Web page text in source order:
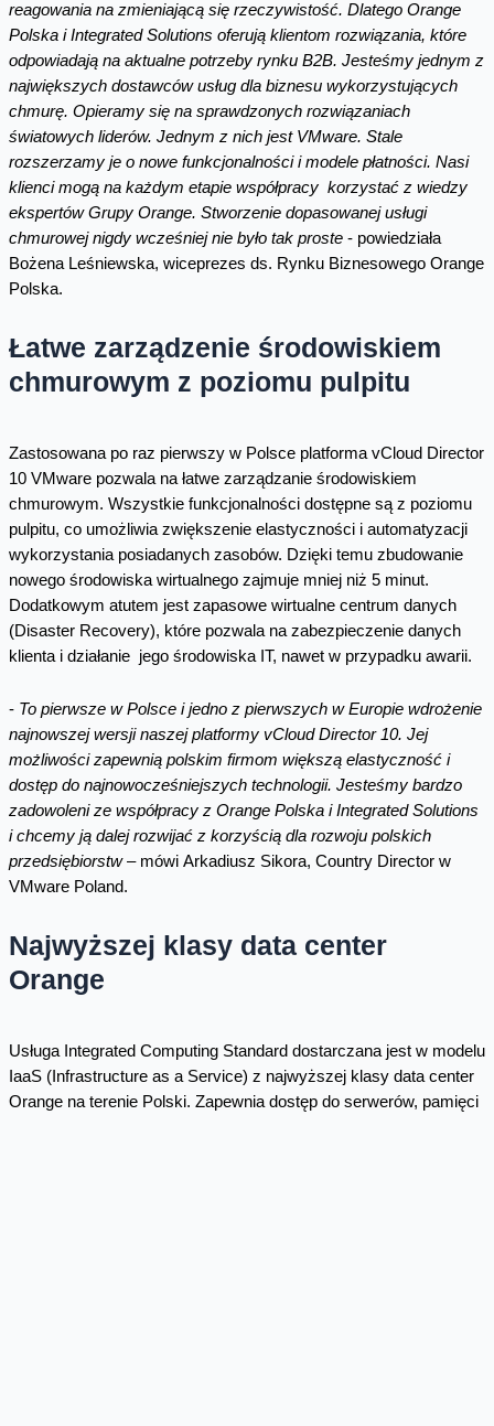
reagowania na zmieniającą się rzeczywistość. Dlatego Orange
Polska i Integrated Solutions oferują klientom rozwiązania, które
odpowiadają na aktualne potrzeby rynku B2B. Jesteśmy jednym z
największych dostawców usług dla biznesu wykorzystujących
chmurę. Opieramy się na sprawdzonych rozwiązaniach
światowych liderów. Jednym z nich jest VMware. Stale
rozszerzamy je o nowe funkcjonalności i modele płatności. Nasi
klienci mogą na każdym etapie współpracy korzystać z wiedzy
ekspertów Grupy Orange. Stworzenie dopasowanej usługi
chmurowej nigdy wcześniej nie było tak proste- powiedziała
Bożena Leśniewska, wiceprezes ds. Rynku Biznesowego Orange
Polska.
Łatwe zarządzenie środowiskiem
chmurowym z poziomu pulpitu
Zastosowana po raz pierwszy w Polsce platforma vCloud Director
10 VMware pozwala na łatwe zarządzanie środowiskiem
chmurowym. Wszystkie funkcjonalności dostępne są z poziomu
pulpitu, co umożliwia zwiększenie elastyczności i automatyzacji
wykorzystania posiadanych zasobów. Dzięki temu zbudowanie
nowego środowiska wirtualnego zajmuje mniej niż 5 minut.
Dodatkowym atutem jest zapasowe wirtualne centrum danych
(Disaster Recovery), które pozwala na zabezpieczenie danych
klienta i działanie jego środowiska IT, nawet w przypadku awarii.
- To pierwsze w Polsce i jedno z pierwszych w Europie wdrożenie
najnowszej wersji naszej platformy vCloud Director 10. Jej
możliwości zapewnią polskim firmom większą elastyczność i
dostęp do najnowocześniejszych technologii. Jesteśmy bardzo
zadowoleni ze współpracy z Orange Polska i Integrated Solutions
i chcemy ją dalej rozwijać z korzyścią dla rozwoju polskich
przedsiębiorstw– mówi Arkadiusz Sikora, Country Director w
VMware Poland.
Najwyższej klasy data center
Orange
Usługa Integrated Computing Standard dostarczana jest w modelu
IaaS (Infrastructure as a Service) z najwyższej klasy data center
Orange na terenie Polski. Zapewnia dostęp do serwerów, pamięci